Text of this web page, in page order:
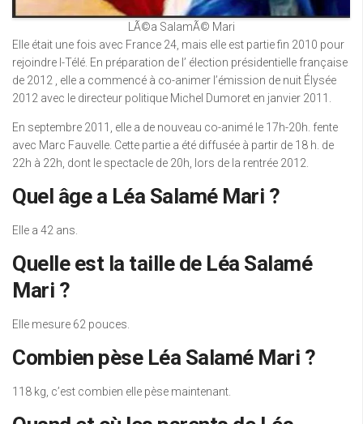
LÃ©a SalamÃ© Mari
Elle était une fois avec France 24, mais elle est partie fin 2010 pour
rejoindre I-Télé. En préparation de l’ élection présidentielle française
de 2012 , elle a commencé à co-animer l’émission de nuit Élysée
2012 avec le directeur politique Michel Dumoret en janvier 2011.
En septembre 2011, elle a de nouveau co-animé le 17h-20h. fente
avec Marc Fauvelle. Cette partie a été diffusée à partir de 18 h. de
22h à 22h, dont le spectacle de 20h, lors de la rentrée 2012.
Quel âge a Léa Salamé Mari ?
Elle a 42 ans.
Quelle est la taille de Léa Salamé
Mari ?
Elle mesure 62 pouces.
Combien pèse Léa Salamé Mari ?
118 kg, c’est combien elle pèse maintenant.